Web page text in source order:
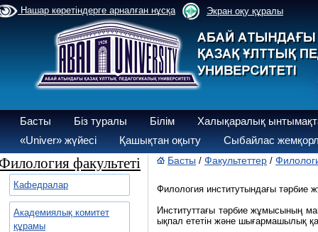
Нашар көретіндерге арналған нұсқа Экран оқу құралы
Басты Біз туралы Білім
Халықаралық
«Univer» жүйесі
Қашықтан оқыту Сыбайлас
факультеті
Кафедралар
Академиялық комитет
құрамы
Басты / Факультеттер /
Филология институтындағы тәрбие
Институттағы тәрбие жұмысының
ықпал ететін және шығармашылық